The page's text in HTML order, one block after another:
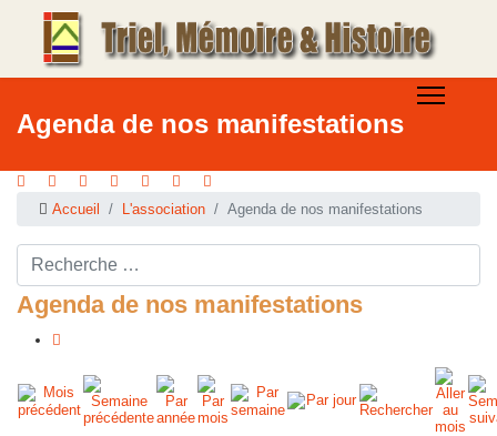
Agenda de nos manifestations
Accueil L'association Agenda de nos manifestations
Rechercher ...
Agenda de nos manifestations